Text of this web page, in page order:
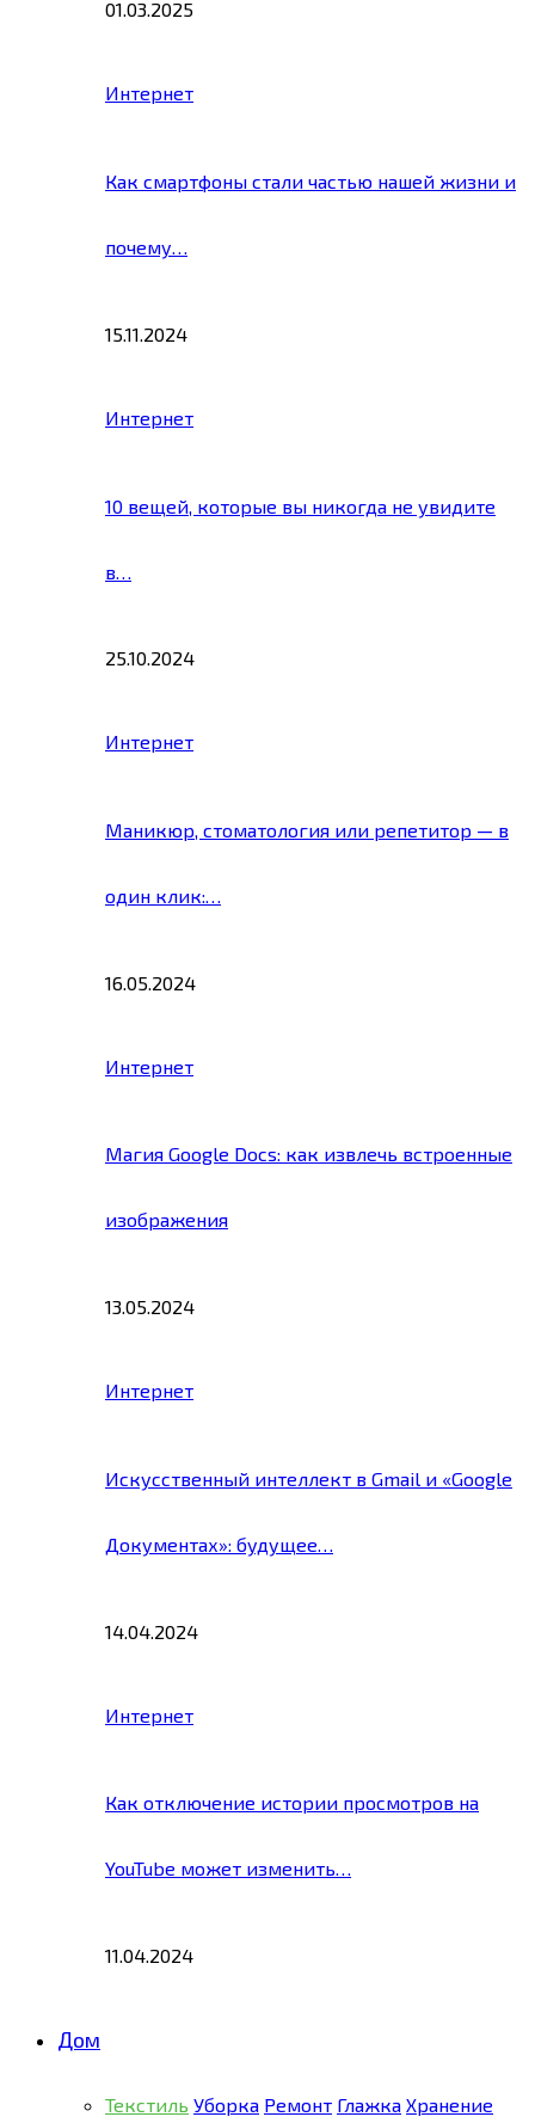
01.03.2025
Интернет
Как смартфоны стали частью нашей жизни и
почему…
15.11.2024
Интернет
10 вещей, которые вы никогда не увидите
в…
25.10.2024
Интернет
Маникюр, стоматология или репетитор — в
один клик:…
16.05.2024
Интернет
Магия Google Docs: как извлечь встроенные
изображения
13.05.2024
Интернет
Искусственный интеллект в Gmail и «Google
Документах»: будущее…
14.04.2024
Интернет
Как отключение истории просмотров на
YouTube может изменить…
11.04.2024
Дом
Текстиль Уборка Ремонт Глажка Хранение